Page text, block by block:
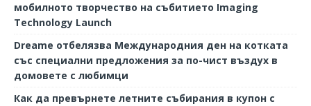
мобилното творчество на събитието Imaging
Technology Launch
Dreame отбелязва Международния ден на котката
със специални предложения за по-чист въздух в
домовете с любимци
Как да превърнете летните събирания в купон с